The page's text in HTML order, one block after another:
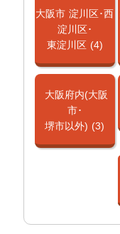
大阪市 淀川区･西
淀川区･
東淀川区 (4)
大阪府内(大阪
市･
堺市以外) (3)